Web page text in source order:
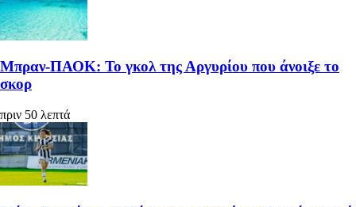
Μπραν-ΠΑΟΚ: Το γκολ της Αργυρίου που άνοιξε το
σκορ
πριν 50 λεπτά